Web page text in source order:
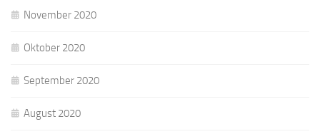
November 2020
Oktober 2020
September 2020
August 2020